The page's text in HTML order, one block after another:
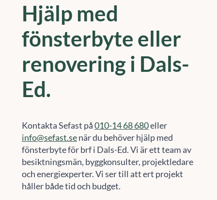
Hjälp med
fönsterbyte eller
renovering i Dals-
Ed.
Kontakta Sefast på010-14 68 680eller
info@sefast.senär du behöver hjälp med
fönsterbyte för brf i Dals-Ed. Vi är ett team av
besiktningsmän, byggkonsulter, projektledare
och energiexperter. Vi ser till att ert projekt
håller både tid och budget.